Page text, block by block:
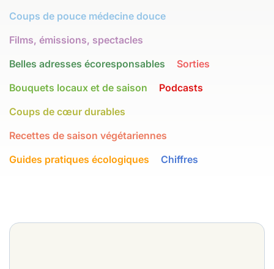
Coups de pouce médecine douce
Films, émissions, spectacles
Belles adresses écoresponsables
Sorties
Bouquets locaux et de saison
Podcasts
Coups de cœur durables
Recettes de saison végétariennes
Guides pratiques écologiques
Chiffres